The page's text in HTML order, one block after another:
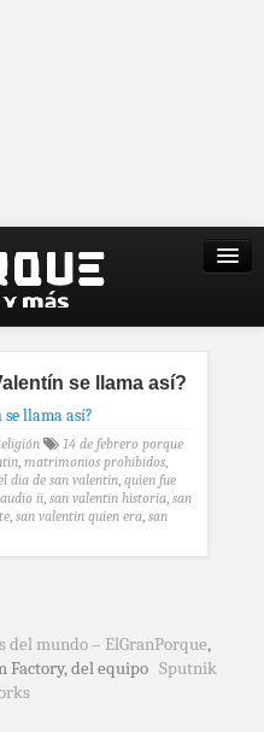
se llama así?
14 de febrero porque
, matrimonios prohibidos,
dia de san valentin, quien fue
ii, san valentin historia, san
, san valentin quien era, san
del mundo – ElGranPorque,
Factory, del equipo Sputnik